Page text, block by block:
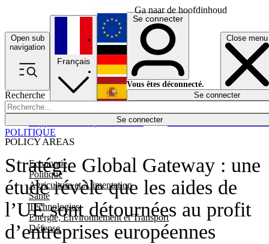
Ga naar de hoofdinhoud
Open sub
navigation
Close menu
Recherche
Se connecter
POLICY AREAS
Economie
Politique
Agriculture et Alimentation
Santé
Technologies
Energie, Environnement et Transport
Défense
Économie
Français
English
Deutsch
Español
Se connecter
Vous êtes déconnecté.
Se connecter
Stratégie Global Gateway : une
étude révèle que les aides de
l’UE sont détournées au profit
d’entreprises européennes
POLITIQUE